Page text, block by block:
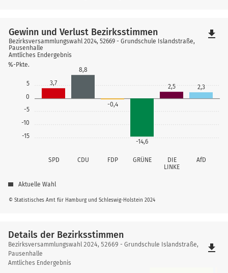
-15
-10
-5
0
5
%-Pkte.
SPD CDU FDP GRÜNE
DIE
LINKE
AfD
3,7
8,8
-0,4
-14,6
2,5 2,3
© Statistisches Amt für Hamburg und Schleswig-Holstein 2024
Gewinn und Verlust Bezirksstimmen
Bezirksversammlungswahl 2024, 52669 - Grundschule Islandstraße,
Pausenhalle
Amtliches Endergebnis
Aktuelle Wahl
file_download
Details der Bezirksstimmen
Details
der
Bezirksstimmen
Bezirksversammlungswahl 2024, 52669 - Grundschule Islandstraße,
Pausenhalle
Amtliches Endergebnis
file_download